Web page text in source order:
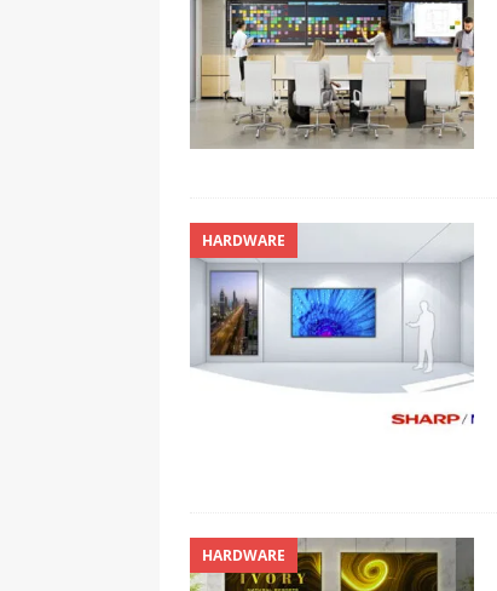
HARDWARE
HARDWARE